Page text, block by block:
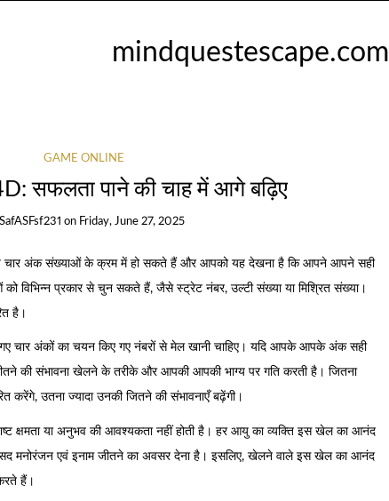
mindquestescape.com
GAME ONLINE
सफलता पाने की चाह में आगे बढ़िए
SafASFsf231 on Friday, June 27, 2025
चार अंक संख्याओं के क्रम में हो सकते हैं और आपको यह देखना है कि आपने आपने सही
विभिन्न प्रकार से चुन सकते हैं, जैसे स्ट्रेट नंबर, उल्टी संख्या या मिश्रित संख्या।
है।
चार अंकों का चयन किए गए नंबरों से मेल खानी चाहिए। यदि आपके आपके अंक सही
की संभावना खेलने के तरीके और आपकी आपकी भाग्य पर गति करती है। जितना
करेंगे, उतना ज्यादा उनकी जितने की संभावनाएँ बढ़ेंगी।
क्षमता या अनुभव की आवश्यकता नहीं होती है। हर आयु का व्यक्ति इस खेल का आनंद
एवं इनाम जीतने का अवसर देना है। इसलिए, खेलने वाले इस खेल का आनंद
हैं।